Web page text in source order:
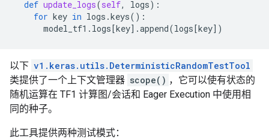
def update_logs(self, logs):
for key in logs .keys():
model_tf1 . logs[key] .append(logs[key])
以下 v1.keras.utils.DeterministicRandomTestTool
类提供了一个上下文管理器 scope() ，它可以使有状态的
随机运算在 TF1 计算图/会话和 Eager Execution 中使用相
同的种子。
此工具提供两种测试模式：